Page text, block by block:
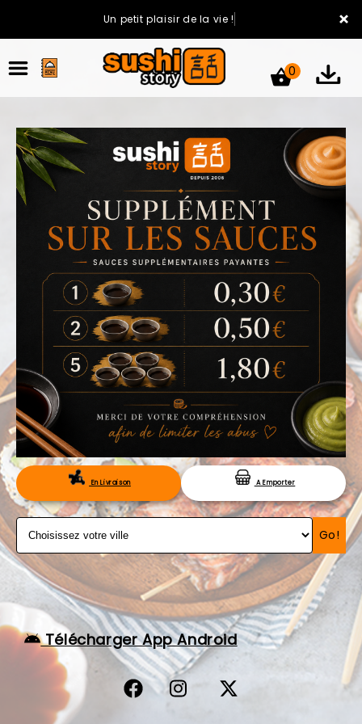
×
Un petit plaisir de la vie !
ACCUEIL
LA CARTE
VOTRE COMPTE
NOTRE RESTAURANT
VOS AVIS
MENTIONS LÉGALES
C.G.V
RÉSERVATION
0
En Livraison A Emporter
Go!
Télécharger App Android